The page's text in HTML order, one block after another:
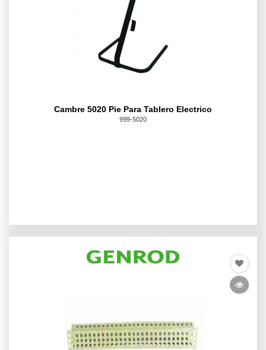
Cambre 5020 Pie Para Tablero Electrico
999-5020